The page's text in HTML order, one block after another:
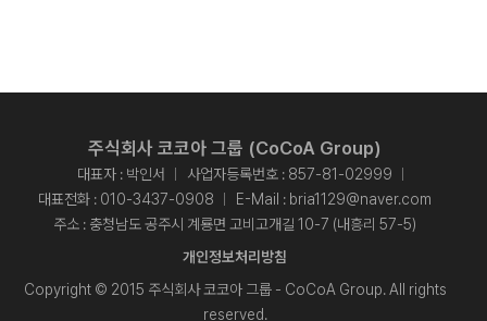
주식회사 코코아 그룹 (CoCoA Group)
대표자 : 박인서
사업자등록번호 : 857-81-02999
대표전화 : 010-3437-0908 E-Mail : bria1129@naver.com
주소 : 충청남도 공주시 계룡면 고비고개길 10-7 (내흥리 57-5)
개인정보처리방침
Copyright © 2015 주식회사 코코아 그룹 - CoCoA Group. All rights
reserved.